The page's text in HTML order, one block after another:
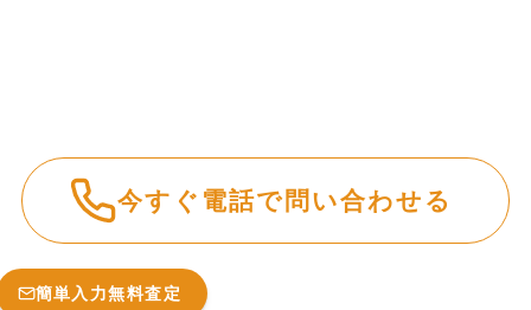
今すぐ電話で問い合わせる
簡単入力無料査定